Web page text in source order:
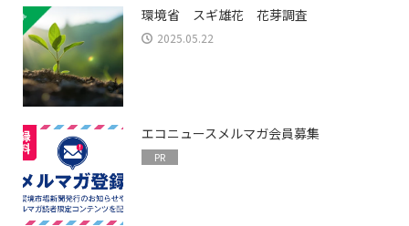
環境省 スギ雄花 花芽調査
2025.05.22
エコニュースメルマガ会員募集
PR